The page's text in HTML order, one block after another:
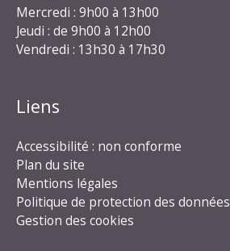
Mercredi : 9h00 à 13h00
Jeudi : de 9h00 à 12h00
Vendredi : 13h30 à 17h30
Liens
Accessibilité : non conforme
Plan du site
Mentions légales
Politique de protection des données
Gestion des cookies